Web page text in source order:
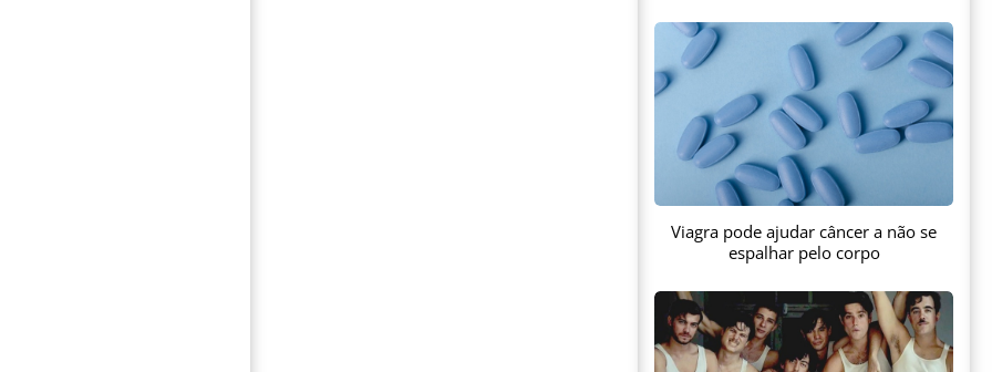
Viagra pode ajudar câncer a não se
espalhar pelo corpo